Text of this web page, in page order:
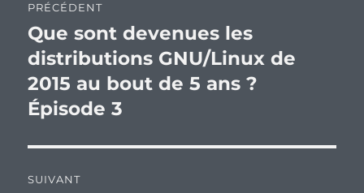
de
l’article
PRÉCÉDENT
Publication
précédente :
Que sont devenues les
distributions GNU/Linux de
2015 au bout de 5 ans ?
Épisode 3
SUIVANT